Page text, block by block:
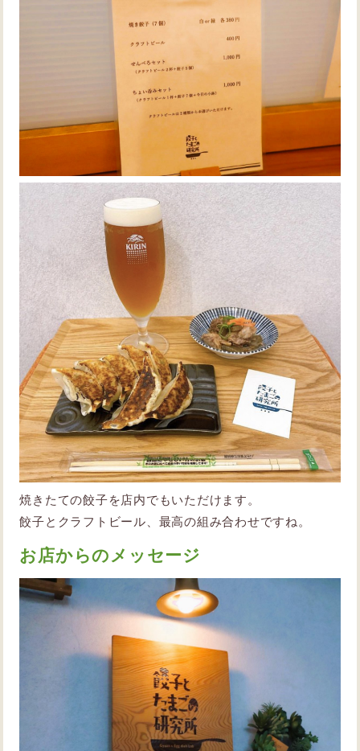
焼きたての餃子を店内でもいただけます。
餃子とクラフトビール、最高の組み合わせですね。
お店からのメッセージ